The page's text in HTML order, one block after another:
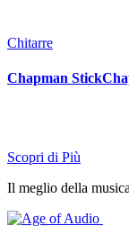
Chitarre
Chapman
Scopri di Più
Il meglio della